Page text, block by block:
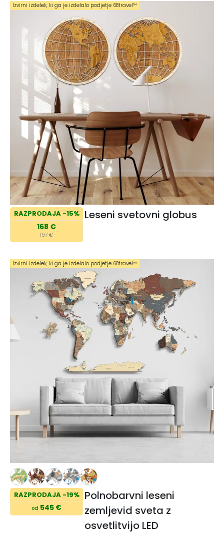
RAZPRODAJA -15%
168 €
197 €
Leseni svetovni globus
Izvirni izdelek, ki ga je izdelalo podjetje 68travel™️
RAZPRODAJA -19%
od 545 €
Polnobarvni leseni
zemljevid sveta z
osvetlitvijo LED
Izvirni izdelek, ki ga je izdelalo podjetje 68travel™️